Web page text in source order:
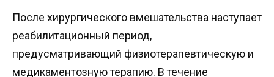
После хирургического вмешательства наступает
реабилитационный период,
предусматривающий физиотерапевтическую и
медикаментозную терапию. В течение